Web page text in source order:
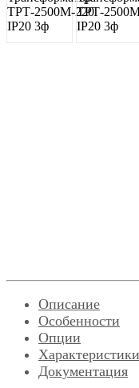
Описание
Особенности
Опции
Характеристики
Документация